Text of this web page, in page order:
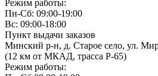
Режим работы:
Пн-Сб: 09:00-19:00
Вс: 09:00-18:00
Пункт выдачи заказов
Минский р-н, д. Старое село, ул.
(12 км от МКАД, трасса P-65)
Режим работы: